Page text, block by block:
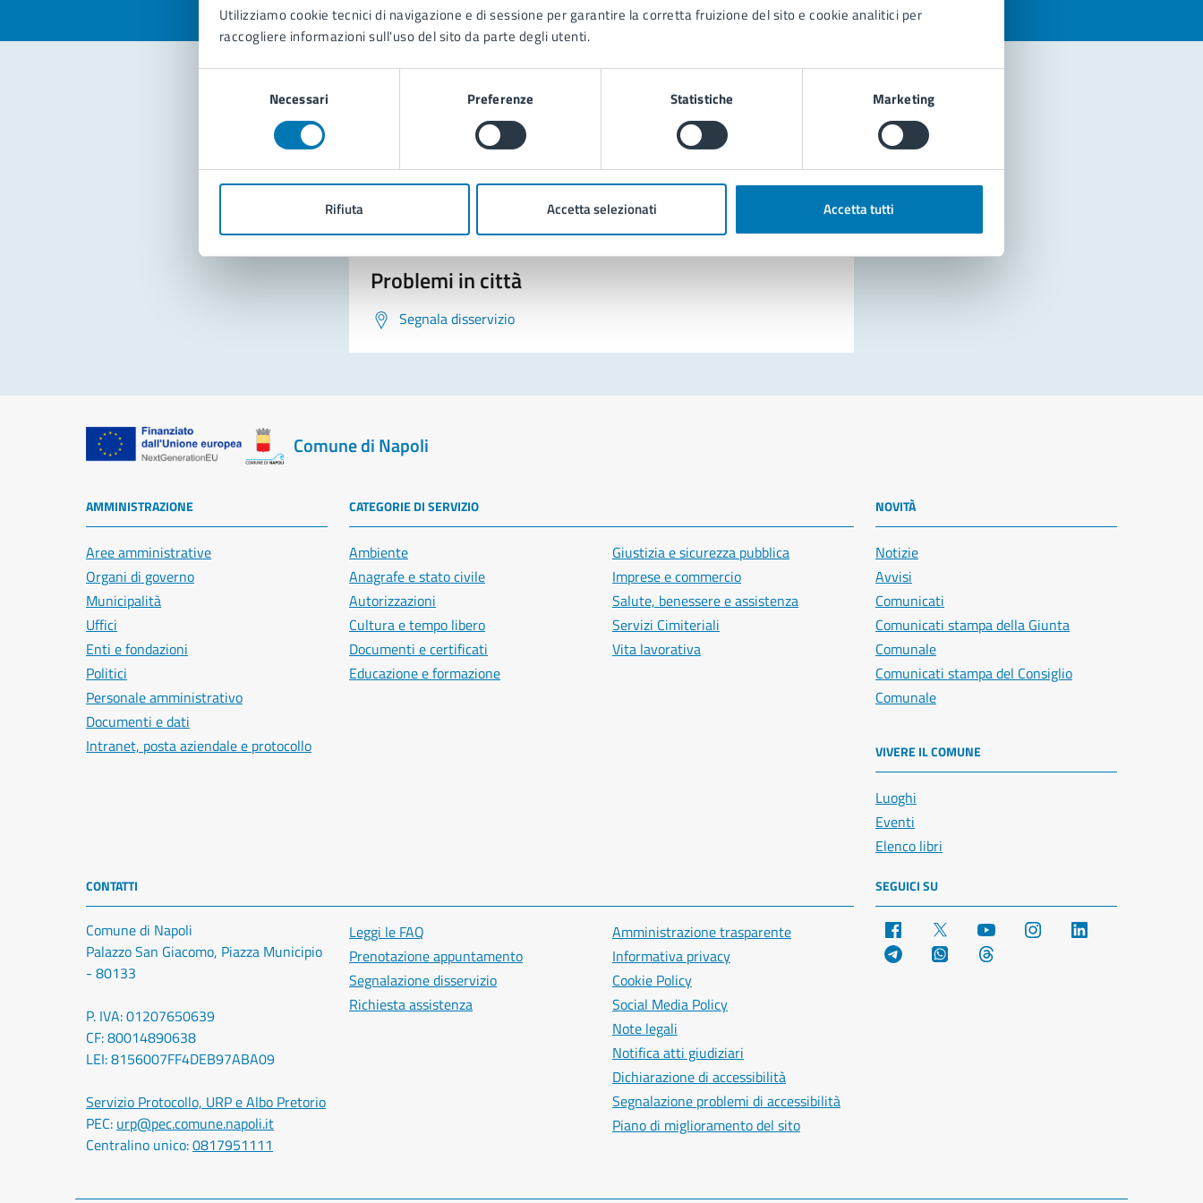
Utilizziamo cookie tecnici di navigazione e di sessione per garantire la corretta fruizione del sito e cookie analitici per
raccogliere informazioni sull'uso del sito da parte degli utenti.
Necessari Preferenze Statistiche Marketing
Rifiuta Accetta selezionati Accetta tutti
Contatta il comune
Prenota appuntamento
Problemi in città
Segnala disservizio
Comune di Napoli
AMMINISTRAZIONE
Aree amministrative
Organi di governo
Municipalità
Uffici
Enti e fondazioni
Politici
Personale amministrativo
Documenti e dati
Intranet, posta aziendale e protocollo
CATEGORIE DI SERVIZIO
Ambiente
Anagrafe e stato civile
Autorizzazioni
Cultura e tempo libero
Documenti e certificati
Educazione e formazione
Giustizia e sicurezza pubblica
Imprese e commercio
Salute, benessere e assistenza
Servizi Cimiteriali
Vita lavorativa
NOVITÀ
Notizie
Avvisi
Comunicati
Comunicati stampa della Giunta
Comunale
Comunicati stampa del Consiglio
Comunale
VIVERE IL COMUNE
Luoghi
Eventi
Elenco libri
CONTATTI
Comune di Napoli
Palazzo San Giacomo, Piazza Municipio
- 80133
P. IVA: 01207650639
CF: 80014890638
LEI: 8156007FF4DEB97ABA09
Servizio Protocollo, URP e Albo Pretorio
PEC: urp@pec.comune.napoli.it
Centralino unico:0817951111
Leggi le FAQ
Prenotazione appuntamento
Segnalazione disservizio
Richiesta assistenza
Amministrazione trasparente
Informativa privacy
Cookie Policy
Social Media Policy
Note legali
Notifica atti giudiziari
Dichiarazione di accessibilità
Segnalazione problemi di accessibilità
Piano di miglioramento del sito
SEGUICI SU
Facebook YouTube Instagram
Telegram WhatsApp